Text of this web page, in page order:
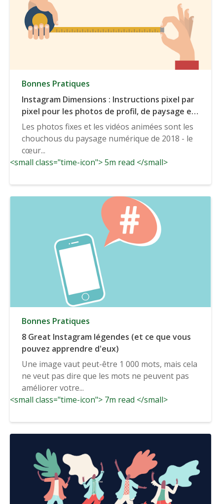
Bonnes Pratiques
Instagram Dimensions : Instructions pixel par
pixel pour les photos de profil, de paysage et
de portrait
Les photos fixes et les vidéos animées sont les
chouchous du paysage numérique de 2018 - le
cœur...
<small class="time-icon"> 5m read </small>
Bonnes Pratiques
8 Great Instagram légendes (et ce que vous
pouvez apprendre d'eux)
Une image vaut peut-être 1 000 mots, mais cela
ne veut pas dire que les mots ne peuvent pas
améliorer votre...
<small class="time-icon"> 7m read </small>